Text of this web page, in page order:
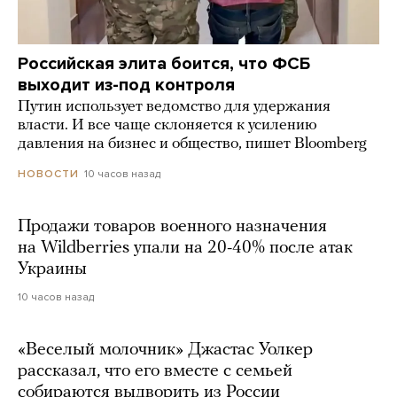
Российская элита боится, что ФСБ
выходит из-под контроля
Путин использует ведомство для удержания
власти. И все чаще склоняется к усилению
давления на бизнес и общество, пишет Bloomberg
НОВОСТИ 10 часов назад
Продажи товаров военного назначения
на Wildberries упали на 20-40% после атак
Украины
10 часов назад
«Веселый молочник» Джастас Уолкер
рассказал, что его вместе с семьей
собираются выдворить из России